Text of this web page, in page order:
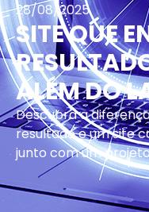
28/08/2025
SITE QUE
ALÉM DO
Descubra a
resultado e um site
junto com um